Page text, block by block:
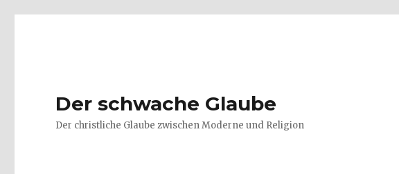
Der schwache Glaube
Der christliche Glaube zwischen Moderne und Religion